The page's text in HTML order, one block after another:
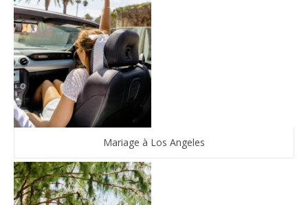
Mariage à Los Angeles